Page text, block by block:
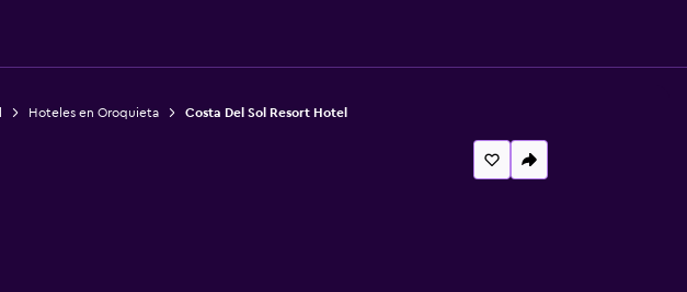
Hoteles en Oroquieta Costa Del Sol Resort Hotel